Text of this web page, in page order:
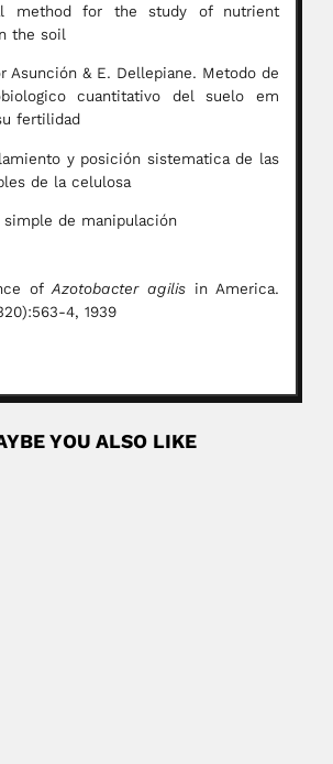
method for the study of nutrient
the soil
Asunción & E. Dellepiane. Metodo de
cuantitativo del suelo em
fertilidad
y posición sistematica de las
de la celulosa
de manipulación
ofAzotobacter agilis in America.
4, 1939
YOU ALSO LIKE